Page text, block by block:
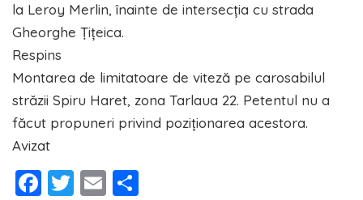
la Leroy Merlin, înainte de intersecția cu strada
Gheorghe Țițeica.
Respins
Montarea de limitatoare de viteză pe carosabilul
străzii Spiru Haret, zona Tarlaua 22. Petentul nu a
făcut propuneri privind poziționarea acestora.
Avizat
Facebook
Twitter
Email